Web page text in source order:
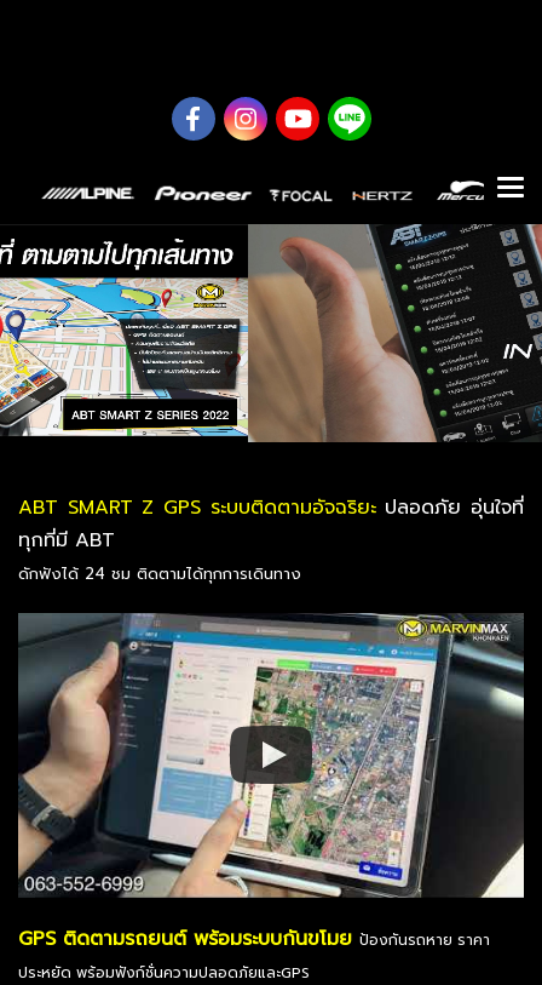
ABT SMART Z GPS ระบบติดตามอัจฉริยะปลอดภัย อุ่นใจที่
ทุกที่มี ABT
ดักฟังได้ 24 ชม ติดตามได้ทุกการเดินทาง
GPS ติดตามรถยนต์ พร้อมระบบกันขโมย ป้องกันรถหาย ราคา
ประหยัด พร้อมฟังก์ชั่นความปลอดภัยและGPS